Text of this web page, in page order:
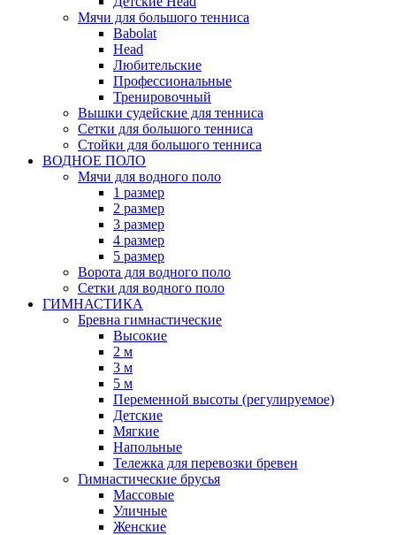
Мячи для большого тенниса
Babolat
Head
Любительские
Профессиональные
Тренировочный
Вышки судейские для тенниса
Сетки для большого тенниса
Стойки для большого тенниса
ВОДНОЕ ПОЛО
Мячи для водного поло
1 размер
2 размер
3 размер
4 размер
5 размер
Ворота для водного поло
Сетки для водного поло
ГИМНАСТИКА
Бревна гимнастические
Высокие
2 м
3 м
5 м
Переменной высоты (регулируемое)
Детские
Мягкие
Напольные
Тележка для перевозки бревен
Гимнастические брусья
Массовые
Уличные
Женские